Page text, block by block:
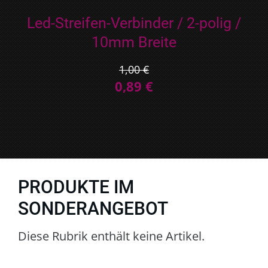
Led-Streifen-Verbinder / 2-polig /
10mm Breite
1,00 €
0,89 €
PRODUKTE IM
SONDERANGEBOT
Diese Rubrik enthält keine Artikel.